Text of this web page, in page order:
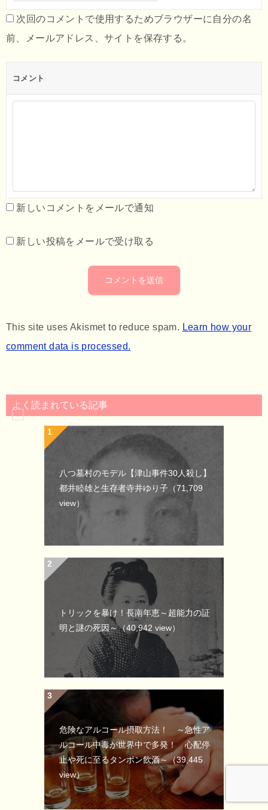
次回のコメントで使用するためブラウザーに自分の名
前、メールアドレス、サイトを保存する。
コメント
新しいコメントをメールで通知
新しい投稿をメールで受け取る
This site uses Akismet to reduce spam. Learn how your
comment data is processed.
よく読まれている記事
八つ墓村のモデル【津山事件30人殺し】
都井睦雄と生存者寺井ゆり子 （71,709
view）
トリックを暴け！長南年恵～超能力の証
明と謎の死因～（40,942 view）
危険なアルコール摂取方法！ ～急性ア
ルコール中毒が世界中で多発！ 心配停
止や死に至るタンポン飲酒～（39,445
view）